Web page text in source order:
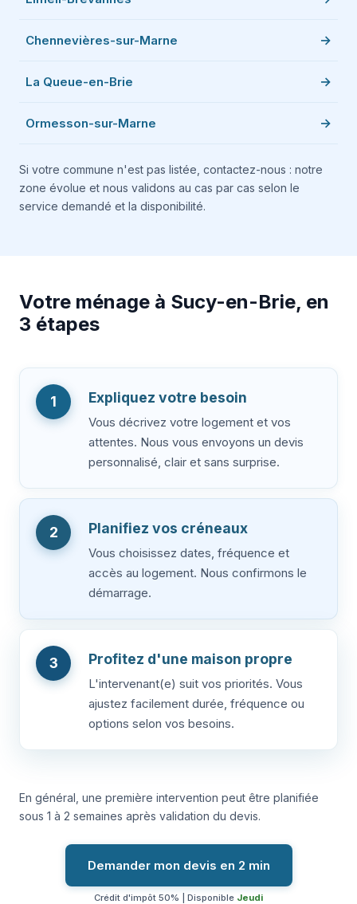
Chennevières-sur-Marne
La Queue-en-Brie
Ormesson-sur-Marne
Si votre commune n'est pas listée, contactez-nous : notre
zone évolue et nous validons au cas par cas selon le
service demandé et la disponibilité.
Votre ménage à Sucy-en-Brie, en
3 étapes
1 Expliquez votre besoin
Vous décrivez votre logement et vos
attentes. Nous vous envoyons un devis
personnalisé, clair et sans surprise.
2 Planifiez vos créneaux
Vous choisissez dates, fréquence et
accès au logement. Nous confirmons le
démarrage.
3 Profitez d'une maison propre
L'intervenant(e) suit vos priorités. Vous
ajustez facilement durée, fréquence ou
options selon vos besoins.
En général, une première intervention peut être planifiée
sous 1 à 2 semaines après validation du devis.
Demander mon devis en 2 min
Crédit d'impôt 50% | Disponible Jeudi